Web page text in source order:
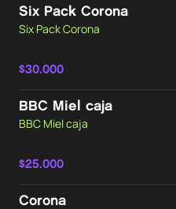
Six Pack Corona
Six Pack Corona
$30.000
BBC Miel caja
BBC Miel caja
$25.000
Corona